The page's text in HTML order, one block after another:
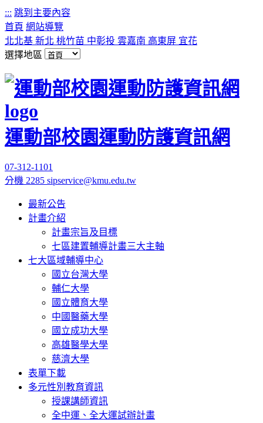
::: 跳到主要內容
首頁 網站導覽
北北基 新北 桃竹苗 中彰投 雲嘉南 高東屏 宜花
選擇地區
運動部校園運動防護資訊網
07-312-1101
分機 2285 sipservice@kmu.edu.tw
最新公告
計畫介紹
計畫宗旨及目標
七區建置輔導計畫三大主軸
七大區域輔導中心
國立台灣大學
輔仁大學
國立體育大學
中國醫藥大學
國立成功大學
高雄醫學大學
慈濟大學
表單下載
多元性別教育資訊
授課講師資訊
全中運、全大運試辦計畫